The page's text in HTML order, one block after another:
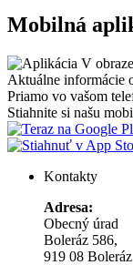
Mobilná
Aktuálne informácie
Priamo vo vašom
Stiahnite si našu
Kontakty
Adresa:
Obecný úrad
Boleráz 586,
919 08 Boleráz